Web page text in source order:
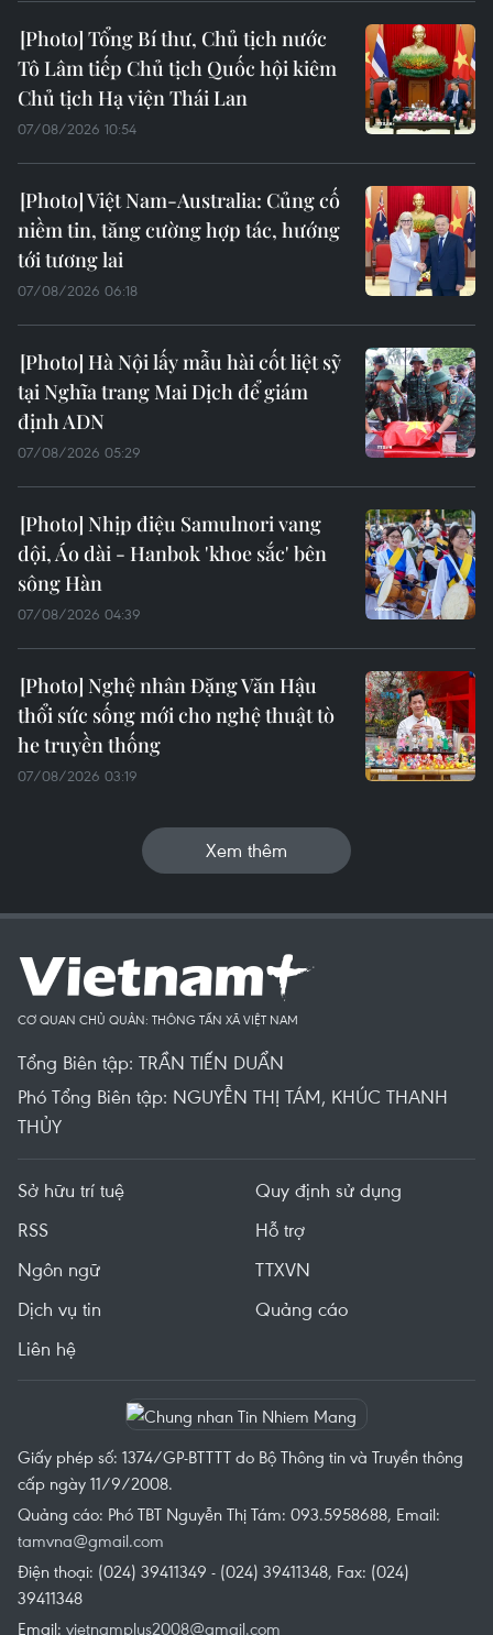
Tổng Bí thư, Chủ tịch nước
Tô Lâm tiếp Chủ tịch Quốc hội kiêm
Chủ tịch Hạ viện Thái Lan
07/08/2026 10:54
Việt Nam-Australia: Củng cố
niềm tin, tăng cường hợp tác, hướng
tới tương lai
07/08/2026 06:18
Hà Nội lấy mẫu hài cốt liệt sỹ
tại Nghĩa trang Mai Dịch để giám
định ADN
07/08/2026 05:29
Nhịp điệu Samulnori vang
dội, Áo dài - Hanbok 'khoe sắc' bên
sông Hàn
07/08/2026 04:39
Nghệ nhân Đặng Văn Hậu
thổi sức sống mới cho nghệ thuật tò
he truyền thống
07/08/2026 03:19
Xem thêm
CƠ QUAN CHỦ QUẢN: THÔNG TẤN XÃ VIỆT NAM
Tổng Biên tập: TRẦN TIẾN DUẨN
Phó Tổng Biên tập: NGUYỄN THỊ TÁM, KHÚC THANH
THỦY
Sở hữu trí tuệ
Quy định sử dụng
RSS
Hỗ trợ
Ngôn ngữ
TTXVN
Dịch vụ tin
Quảng cáo
Liên hệ
Giấy phép số: 1374/GP-BTTTT do Bộ Thông tin và Truyền thông
cấp ngày 11/9/2008.
Quảng cáo: Phó TBT Nguyễn Thị Tám: 093.5958688, Email:
tamvna@gmail.com
Điện thoại: (024) 39411349 - (024) 39411348, Fax: (024)
39411348
Email: vietnamplus2008@gmail.com